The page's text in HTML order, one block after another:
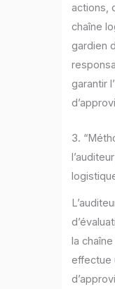
actions,
chaîne
gardien
garantir
3.
la
effectue